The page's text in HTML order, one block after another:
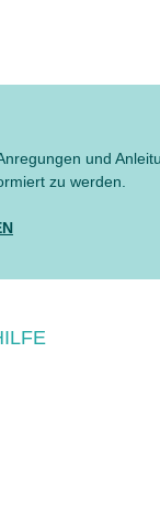
und
zu werden.